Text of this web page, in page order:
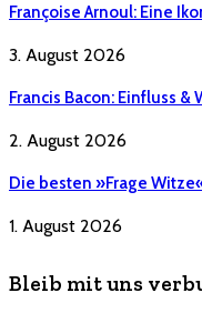
Françoise Arnoul: Eine
3. August 2026
Francis Bacon: Einfluss &
2. August 2026
Die besten »Frage
1. August 2026
Bleib mit uns